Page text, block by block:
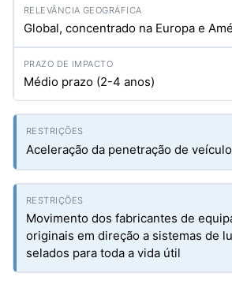
Global, concentrado na Europa e
Médio prazo (2-4 anos)
Aceleração da penetração de
Movimento dos fabricantes de
originais em direção a sistemas de
selados para toda a vida útil